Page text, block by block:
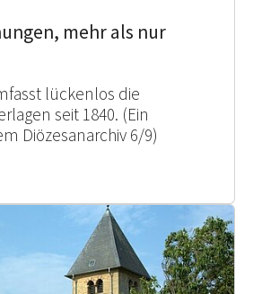
mehr als nur
lückenlos die
seit 1840. (Ein
Diözesanarchiv 6/9)